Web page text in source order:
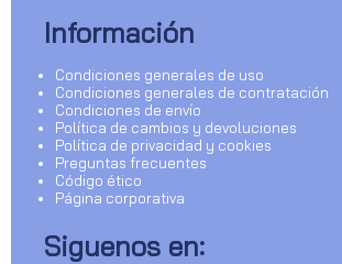
Información
Condiciones generales de uso
Condiciones generales de contratación
Condiciones de envío
Política de cambios y devoluciones
Política de privacidad y cookies
Preguntas frecuentes
Código ético
Página corporativa
Siguenos en: